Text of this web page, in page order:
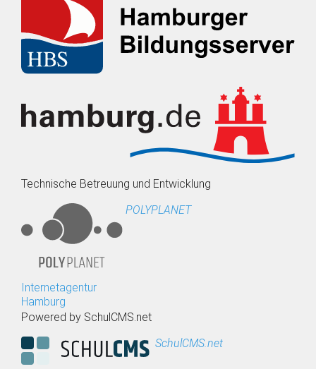
Technische Betreuung und Entwicklung
POLYPLANET
Internetagentur
Hamburg
Powered by SchulCMS.net
SchulCMS.net